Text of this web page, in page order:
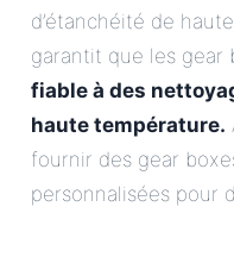
d’étanchéité de
garantit que les gear
fiable à des
haute température.
fournir des gear
personnalisées pour